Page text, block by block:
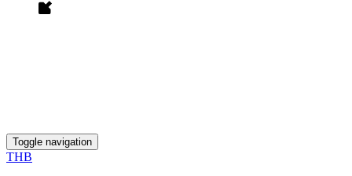
Toggle navigation
THB